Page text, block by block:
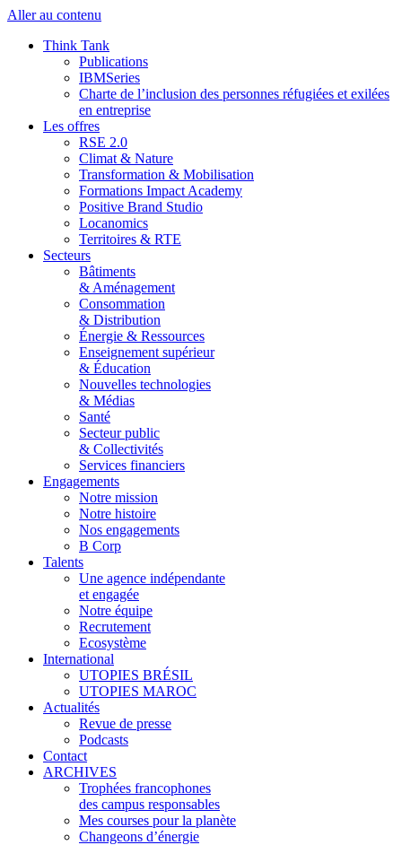
Aller au contenu
Think Tank
Publications
IBMSeries
Charte de l’inclusion des personnes réfugiées et exilées
en entreprise
Les offres
RSE 2.0
Climat & Nature
Transformation & Mobilisation
Formations Impact Academy
Positive Brand Studio
Locanomics
Territoires & RTE
Secteurs
Bâtiments
& Aménagement
Consommation
& Distribution
Énergie & Ressources
Enseignement supérieur
& Éducation
Nouvelles technologies
& Médias
Santé
Secteur public
& Collectivités
Services financiers
Engagements
Notre mission
Notre histoire
Nos engagements
B Corp
Talents
Une agence indépendante
et engagée
Notre équipe
Recrutement
Ecosystème
International
UTOPIES BRÉSIL
UTOPIES MAROC
Actualités
Revue de presse
Podcasts
Contact
ARCHIVES
Trophées francophones
des campus responsables
Mes courses pour la planète
Changeons d’énergie